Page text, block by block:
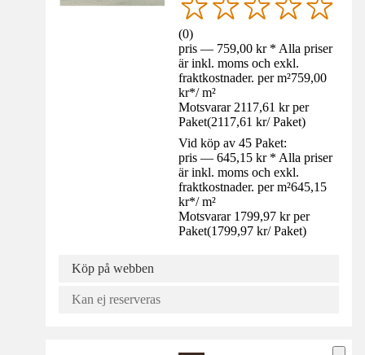
(0)
pris — 759,00 kr * Alla priser
är inkl. moms och exkl.
fraktkostnader. per m²759,00
kr*/ m²
Motsvarar 2117,61 kr per
Paket(2117,61 kr/ Paket)
Vid köp av 45 Paket:
pris — 645,15 kr * Alla priser
är inkl. moms och exkl.
fraktkostnader. per m²645,15
kr*/ m²
Motsvarar 1799,97 kr per
Paket(1799,97 kr/ Paket)
Köp på webben
Kan ej reserveras